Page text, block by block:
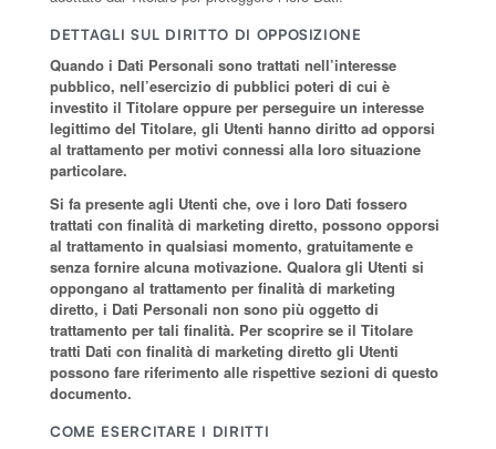
DETTAGLI SUL DIRITTO DI OPPOSIZIONE
Quando i Dati Personali sono trattati nell’interesse
pubblico, nell’esercizio di pubblici poteri di cui è
investito il Titolare oppure per perseguire un interesse
legittimo del Titolare, gli Utenti hanno diritto ad opporsi
al trattamento per motivi connessi alla loro situazione
particolare.
Si fa presente agli Utenti che, ove i loro Dati fossero
trattati con finalità di marketing diretto, possono opporsi
al trattamento in qualsiasi momento, gratuitamente e
senza fornire alcuna motivazione. Qualora gli Utenti si
oppongano al trattamento per finalità di marketing
diretto, i Dati Personali non sono più oggetto di
trattamento per tali finalità. Per scoprire se il Titolare
tratti Dati con finalità di marketing diretto gli Utenti
possono fare riferimento alle rispettive sezioni di questo
documento.
COME ESERCITARE I DIRITTI